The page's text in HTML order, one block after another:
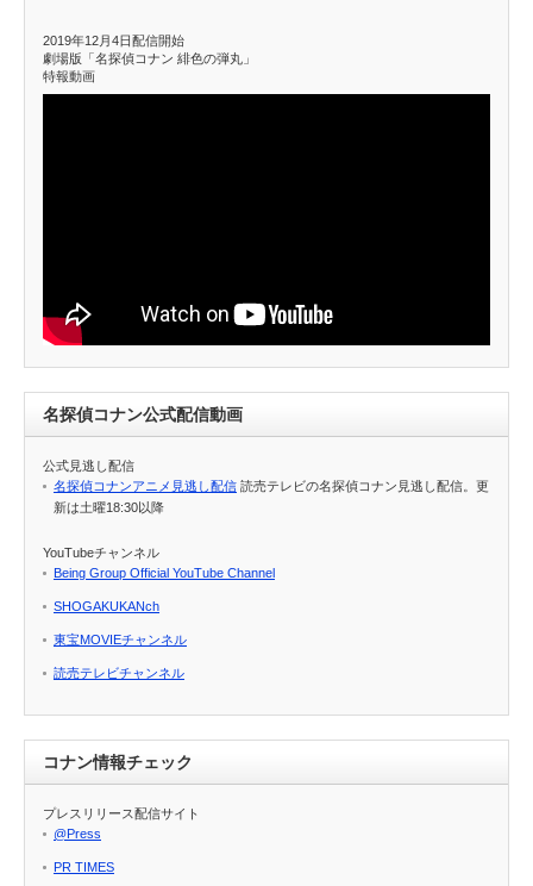
2019年12月4日配信開始
劇場版「名探偵コナン 緋色の弾丸」
特報動画
名探偵コナン公式配信動画
公式見逃し配信
名探偵コナンアニメ見逃し配信 読売テレビの名探偵コナン見逃し配信。更
新は土曜18:30以降
YouTubeチャンネル
Being Group Official YouTube Channel
SHOGAKUKANch
東宝MOVIEチャンネル
読売テレビチャンネル
コナン情報チェック
プレスリリース配信サイト
@Press
PR TIMES